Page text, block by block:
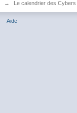
→ Le calendrier des Cybers
Aide